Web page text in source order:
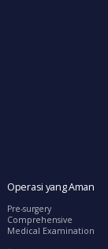
Operasi yang Aman
Pre-surgery
Comprehensive
Medical Examination